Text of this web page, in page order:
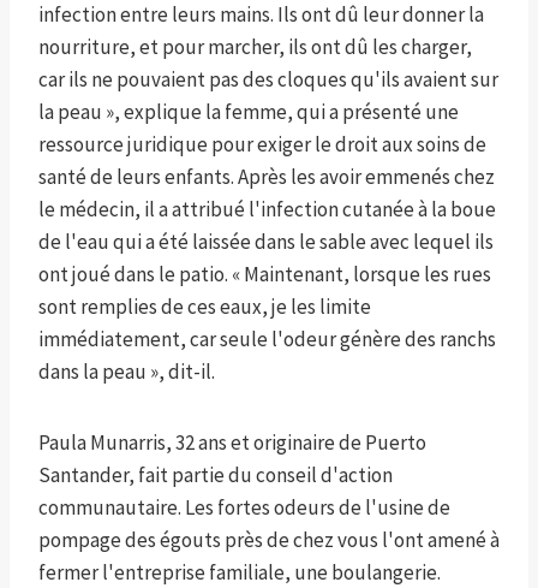
infection entre leurs mains. Ils ont dû leur donner la
nourriture, et pour marcher, ils ont dû les charger,
car ils ne pouvaient pas des cloques qu'ils avaient sur
la peau », explique la femme, qui a présenté une
ressource juridique pour exiger le droit aux soins de
santé de leurs enfants. Après les avoir emmenés chez
le médecin, il a attribué l'infection cutanée à la boue
de l'eau qui a été laissée dans le sable avec lequel ils
ont joué dans le patio. « Maintenant, lorsque les rues
sont remplies de ces eaux, je les limite
immédiatement, car seule l'odeur génère des ranchs
dans la peau », dit-il.
Paula Munarris, 32 ans et originaire de Puerto
Santander, fait partie du conseil d'action
communautaire. Les fortes odeurs de l'usine de
pompage des égouts près de chez vous l'ont amené à
fermer l'entreprise familiale, une boulangerie.